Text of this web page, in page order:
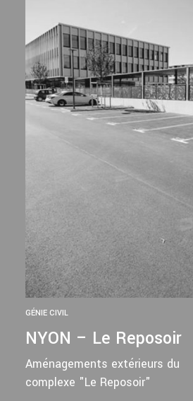
GÉNIE CIVIL
NYON – Le Reposoir
Aménagements extérieurs du
complexe "Le Reposoir"